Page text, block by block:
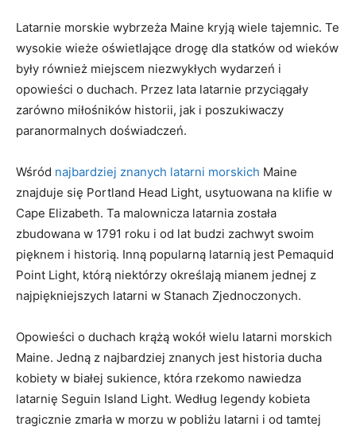
Latarnie morskie wybrzeża Maine kryją wiele tajemnic. Te
wysokie wieże oświetlające drogę dla statków od wieków
były również miejscem niezwykłych wydarzeń⁢ i
opowieści ‌o duchach.⁤ Przez​ lata latarnie ⁢przyciągały
zarówno miłośników historii, jak i poszukiwaczy
paranormalnych ‍doświadczeń.
Wśród najbardziej znanych latarni morskich Maine
znajduje się Portland Head Light, usytuowana ⁣na ‌klifie w
Cape Elizabeth. Ta ⁣malownicza latarnia została
zbudowana w 1791 roku i⁣ od lat budzi zachwyt swoim
pięknem i historią. Inną ⁣popularną latarnią jest Pemaquid
Point Light, którą niektórzy określają mianem jednej z
najpiękniejszych latarni w Stanach Zjednoczonych.
Opowieści o ⁤duchach krążą wokół wielu latarni⁣ morskich
Maine. Jedną z najbardziej znanych jest historia ducha
kobiety w białej ‍sukience, która rzekomo nawiedza
latarnię‌ Seguin ​Island Light. Według legendy kobieta
tragicznie zmarła w morzu ⁤w⁢ pobliżu latarni i od tamtej